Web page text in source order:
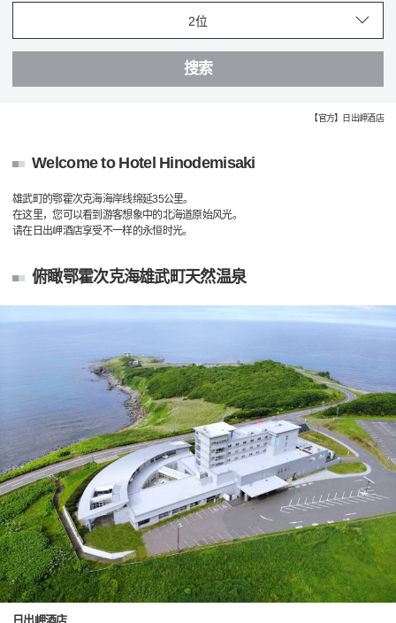
搜索
【官方】日出岬酒店
Welcome to Hotel Hinodemisaki
雄武町的鄂霍次克海海岸线绵延35公里。
在这里，您可以看到游客想象中的北海道原始风光。
请在日出岬酒店享受不一样的永恒时光。
俯瞰鄂霍次克海雄武町天然温泉
日出岬酒店